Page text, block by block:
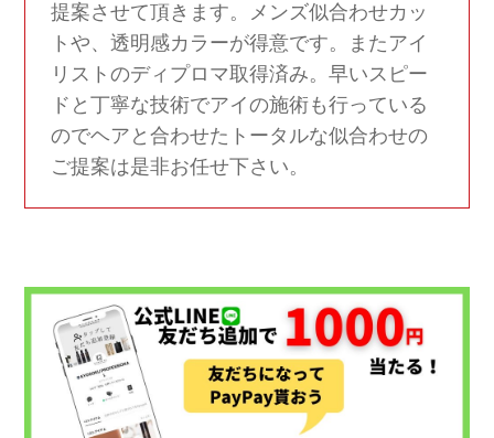
提案させて頂きます。メンズ似合わせカッ
トや、透明感カラーが得意です。またアイ
リストのディプロマ取得済み。早いスピー
ドと丁寧な技術でアイの施術も行っている
のでヘアと合わせたトータルな似合わせの
ご提案は是非お任せ下さい。